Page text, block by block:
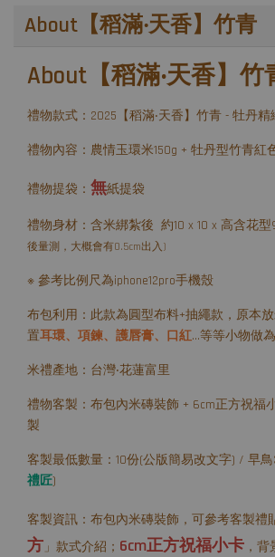
About【稻滿‧天香】竹青
About【稻滿‧天香】竹
禮物款式：2025【稻滿‧天香】竹青 - 牡丹精
禮物內容：農情玉環米150g + 牡丹型竹青紅
禮物提袋： 無紙提袋
禮物身材：含米綁紮後 約10 x 10 x 高含花型
後量測，大概會有0.5cm出入)
※ 參考比例尺為iphone12pro手機殼
布包利用：此款為圓型布料+抽繩款，原本
置耳環、項鍊、護唇膏、口紅...等等小物做
米禮產地：台灣‧花蓮富里
禮物客製：布包內米磚裝飾 + 6cm正方祝福
製
客製最低數量：10份(公版簡易改文字) / 早
禮匠)
客製資訊：布包內米磚裝飾，可參考客製禮
方」款式介紹； 6cm正方祝福小卡 ，